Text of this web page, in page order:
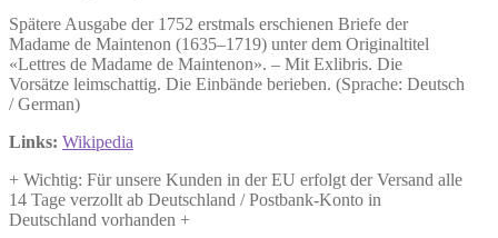
pour
servir
a
l'histoire
de
de
Maintenon,
Menge
Spätere Ausgabe der 1752 erstmals erschienen Briefe der
Madame de Maintenon (1635–1719) unter dem Originaltitel
«Lettres de Madame de Maintenon». – Mit Exlibris. Die
Vorsätze leimschattig. Die Einbände berieben. (Sprache: Deutsch
/ German)
Links: Wikipedia
+ Wichtig: Für unsere Kunden in der EU erfolgt der Versand alle
14 Tage verzollt ab Deutschland / Postbank-Konto in
Deutschland vorhanden +